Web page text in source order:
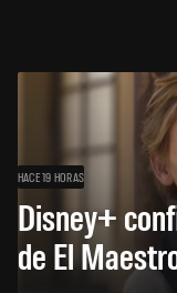
HACE 19 HORAS
Disney+
de El